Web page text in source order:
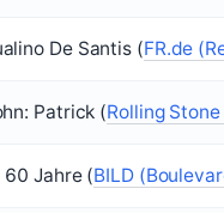
De Santis (FR.de
Patrick (Rolling
60 Jahre (BILD